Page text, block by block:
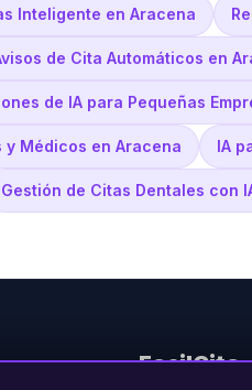
Inteligente en Aracena
de Cita Automáticos en
de IA para Pequeñas
y Médicos en Aracena IA
Gestión de Citas Dentales con
FacilCita